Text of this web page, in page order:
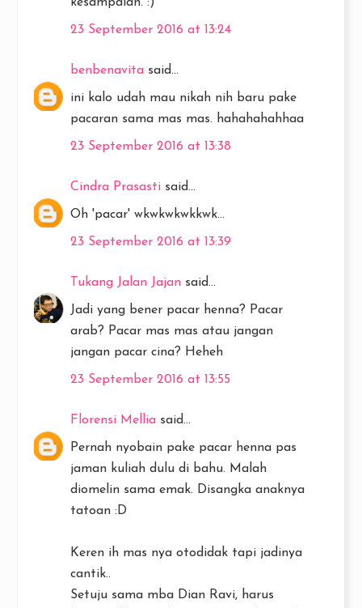
23 September 2016 at 13:24
benbenavita said...
ini kalo udah mau nikah nih baru pake
pacaran sama mas mas. hahahahahhaa
23 September 2016 at 13:38
Cindra Prasasti said...
Oh 'pacar' wkwkwkwkkwk...
23 September 2016 at 13:39
Tukang Jalan Jajan said...
Jadi yang bener pacar henna? Pacar
arab? Pacar mas mas atau jangan
jangan pacar cina? Heheh
23 September 2016 at 13:55
Florensi Mellia said...
Pernah nyobain pake pacar henna pas
jaman kuliah dulu di bahu. Malah
diomelin sama emak. Disangka anaknya
tatoan :D
Keren ih mas nya otodidak tapi jadinya
cantik..
Setuju sama mba Dian Ravi, harus